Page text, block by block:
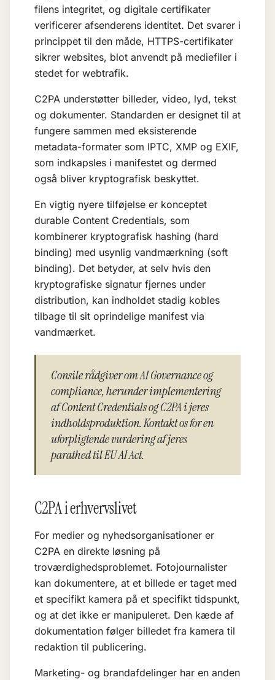
filens integritet, og digitale certifikater
verificerer afsenderens identitet. Det svarer i
princippet til den måde, HTTPS-certifikater
sikrer websites, blot anvendt på mediefiler i
stedet for webtrafik.
C2PA understøtter billeder, video, lyd, tekst
og dokumenter. Standarden er designet til at
fungere sammen med eksisterende
metadata-formater som IPTC, XMP og EXIF,
som indkapsles i manifestet og dermed
også bliver kryptografisk beskyttet.
En vigtig nyere tilføjelse er konceptet
durable Content Credentials, som
kombinerer kryptografisk hashing (hard
binding) med usynlig vandmærkning (soft
binding). Det betyder, at selv hvis den
kryptografiske signatur fjernes under
distribution, kan indholdet stadig kobles
tilbage til sit oprindelige manifest via
vandmærket.
Consile rådgiver om AI Governance og
compliance, herunder implementering
af Content Credentials og C2PA i jeres
indholdsproduktion. Kontakt os for en
uforpligtende vurdering af jeres
parathed til EU AI Act.
C2PA i erhvervslivet
For medier og nyhedsorganisationer er
C2PA en direkte løsning på
troværdighedsproblemet. Fotojournalister
kan dokumentere, at et billede er taget med
et specifikt kamera på et specifikt tidspunkt,
og at det ikke er manipuleret. Den kæde af
dokumentation følger billedet fra kamera til
redaktion til publicering.
Marketing- og brandafdelinger har en anden